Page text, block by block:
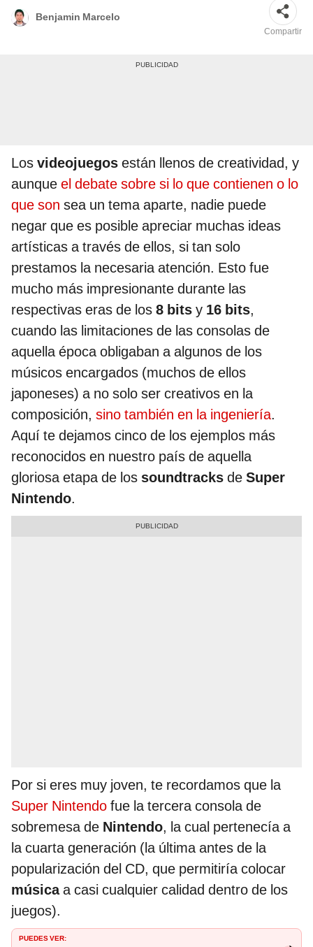
Benjamin Marcelo
Compartir
Los videojuegos están llenos de creatividad, y
aunque el debate sobre si lo que contienen o lo
que son sea un tema aparte, nadie puede
negar que es posible apreciar muchas ideas
artísticas a través de ellos, si tan solo
prestamos la necesaria atención. Esto fue
mucho más impresionante durante las
respectivas eras de los 8 bits y 16 bits,
cuando las limitaciones de las consolas de
aquella época obligaban a algunos de los
músicos encargados (muchos de ellos
japoneses) a no solo ser creativos en la
composición, sino también en la ingeniería.
Aquí te dejamos cinco de los ejemplos más
reconocidos en nuestro país de aquella
gloriosa etapa de los soundtracks de Super
Nintendo.
Por si eres muy joven, te recordamos que la
Super Nintendo fue la tercera consola de
sobremesa de Nintendo, la cual pertenecía a
la cuarta generación (la última antes de la
popularización del CD, que permitiría colocar
músicaa casi cualquier calidad dentro de los
juegos).
PUEDES VER: